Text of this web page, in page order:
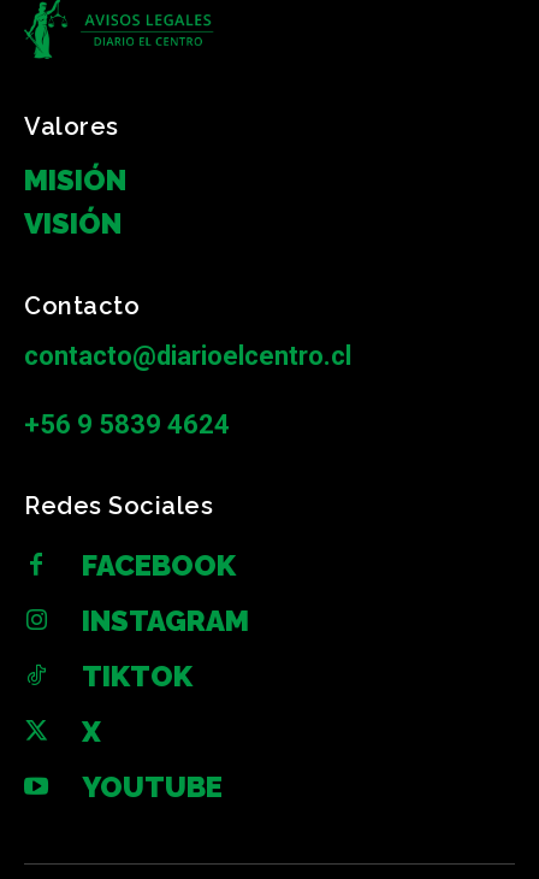
Valores
MISIÓN
VISIÓN
Contacto
contacto@diarioelcentro.cl
+56 9 5839 4624
Redes Sociales
FACEBOOK
INSTAGRAM
TIKTOK
X
YOUTUBE